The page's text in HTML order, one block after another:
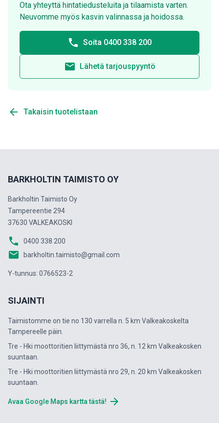
Ota yhteyttä hintatiedusteluita ja tilaamista varten.
Neuvomme myös kasvin valinnassa ja hoidossa.
phone Soita 0400 338 200
email Lähetä tarjouspyyntö
arrow_back Takaisin tuotelistaan
BARKHOLTIN TAIMISTO OY
Barkholtin Taimisto Oy
Tampereentie 294
37630 VALKEAKOSKI
phone 0400 338 200
email barkholtin.taimisto@gmail.com
Y-tunnus: 0766523-2
SIJAINTI
Taimistomme on tie no 130 varrella n. 5 km Valkeakoskelta
Tampereelle päin.
Tre - Hki moottoritien liittymästä nro 36, n. 12 km Valkeakosken
suuntaan.
Tre - Hki moottoritien liittymästä nro 29, n. 20 km Valkeakosken
suuntaan.
Avaa Google Maps kartta tästä! arrow_forward